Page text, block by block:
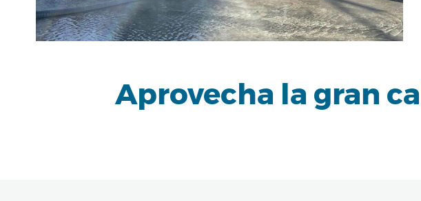
Aprovecha la gran